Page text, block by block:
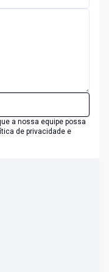
a nossa equipe possa
de privacidade e